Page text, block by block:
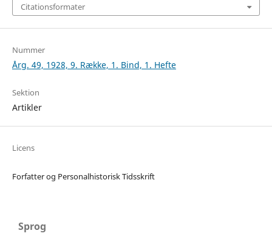
Citationsformater
Nummer
Årg. 49, 1928, 9. Række, 1. Bind, 1. Hefte
Sektion
Artikler
Licens
Forfatter og Personalhistorisk Tidsskrift
Sprog